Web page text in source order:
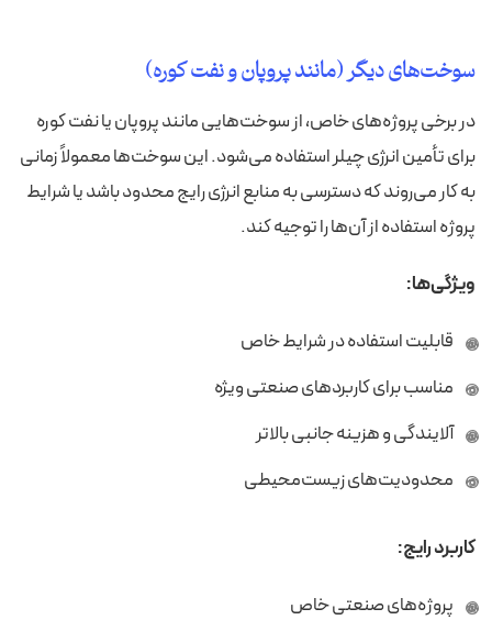
سوخت‌های دیگر (مانند پروپان و نفت کوره)
در برخی پروژه‌های خاص، از سوخت‌هایی مانند پروپان یا نفت کوره
برای تأمین انرژی چیلر استفاده می‌شود. این سوخت‌ها معمولاً زمانی
به کار می‌روند که دسترسی به منابع انرژی رایج محدود باشد یا شرایط
پروژه استفاده از آن‌ها را توجیه کند.
ویژگی‌ها:
قابلیت استفاده در شرایط خاص
مناسب برای کاربردهای صنعتی ویژه
آلایندگی و هزینه جانبی بالاتر
محدودیت‌های زیست‌محیطی
کاربرد رایج:
پروژه‌های صنعتی خاص